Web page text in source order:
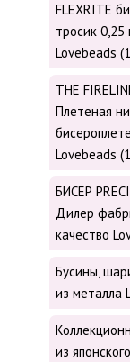
FLEXRITE
тросик 0,25
Lovebeads
THE
Плетеная
Lovebeads
БИСЕР
Дилер
качество
Бусины,
из металла
из